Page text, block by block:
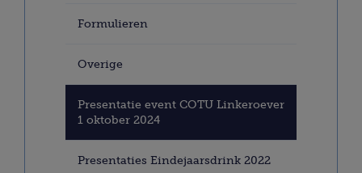
Formulieren
Overige
Presentatie event COTU Linkeroever
1 oktober 2024
Presentaties Eindejaarsdrink 2022